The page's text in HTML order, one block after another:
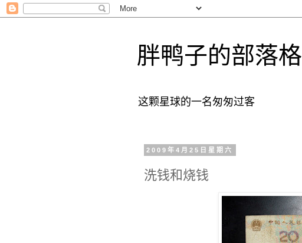
胖鸭子的部落格
这颗星球的一名匆匆过客
2009年4月25日星期六
洗钱和烧钱